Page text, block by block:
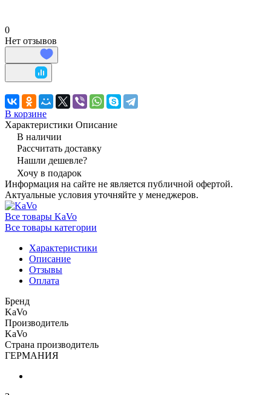
0
Нет отзывов
В корзине
Характеристики Описание
В наличии
Рассчитать доставку
Нашли дешевле?
Хочу в подарок
Информация на сайте не является публичной офертой.
Актуальные условия уточняйте у менеджеров.
Все товары KaVo
Все товары категории
Характеристики
Описание
Отзывы
Оплата
Бренд
KaVo
Производитель
KaVo
Страна производитель
ГЕРМАНИЯ